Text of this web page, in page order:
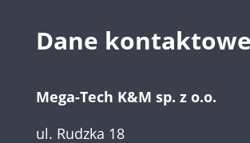
Dane kontaktowe
Mega-Tech K&M sp. z o.o.
ul. Rudzka 18